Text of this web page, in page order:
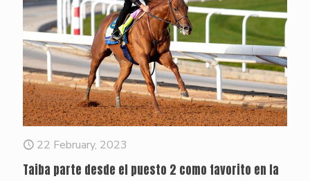
22 February, 2023
Taiba parte desde el puesto 2 como favorito en la